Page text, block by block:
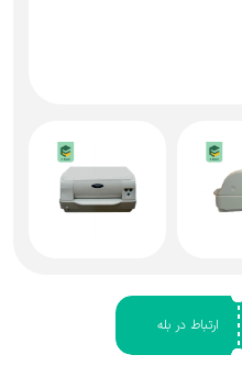
ارتباط در بله